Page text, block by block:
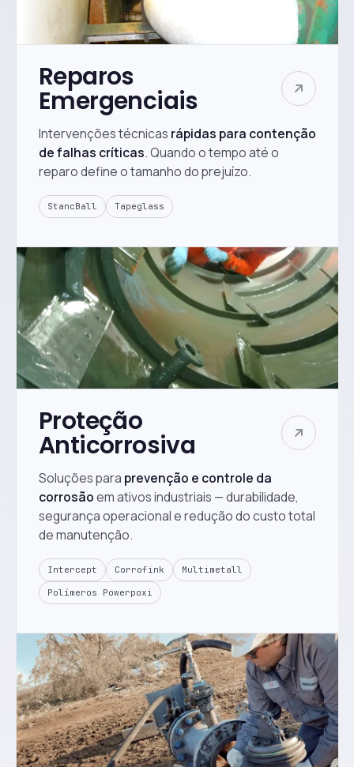
Reparos
Emergenciais
Intervenções técnicas rápidas para contenção
de falhas críticas. Quando o tempo até o
reparo define o tamanho do prejuízo.
StancBall Tapeglass
Proteção
Anticorrosiva
Soluções para prevenção e controle da
corrosãoem ativos industriais — durabilidade,
segurança operacional e redução do custo total
de manutenção.
Intercept Corrofink Multimetall
Polímeros Powerpoxi